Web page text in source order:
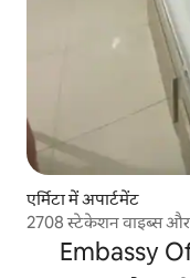
एर्मिटा में अपार्टमेंट
2708 स्टेकेशन वाइब्स और
Embassy